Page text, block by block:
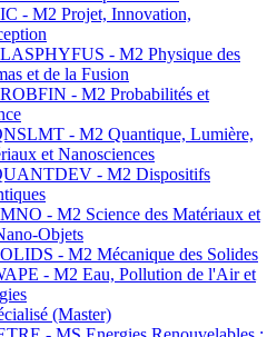
- M2 Projet, Innovation,
- M2 Physique des
et de la Fusion
- M2 Probabilités et
- M2 Quantique, Lumière,
et Nanosciences
- M2 Dispositifs
- M2 Science des Matériaux et
Objets
- M2 Mécanique des Solides
- M2 Eau, Pollution de l'Air et
(Master)